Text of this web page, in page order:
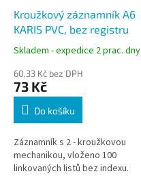
Kroužkový záznamník A6
KARIS PVC, bez registru
Skladem - expedice 2 prac. dny
60,33 Kč bez DPH
73 Kč
Do košíku
Záznamník s 2 - kroužkovou
mechanikou, vloženo 100
linkovaných listů bez indexu.